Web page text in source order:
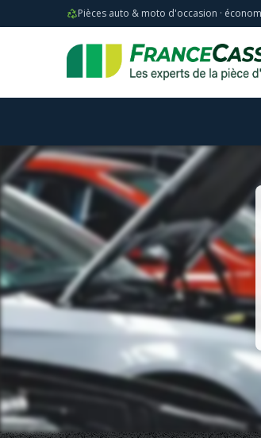
Pièces auto & moto d'occasion ·